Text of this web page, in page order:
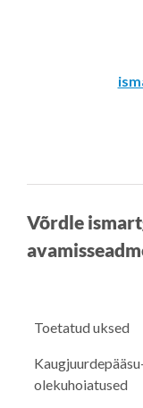
Võrdle
Toetatud uksed
olekuhoiatused